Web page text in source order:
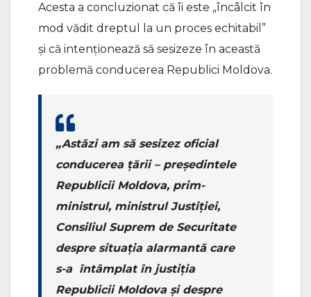
Acesta a concluzionat că îi este „încâlcit în
mod vădit dreptul la un proces echitabil”
și că intenționează să sesizeze în această
problemă conducerea Republici Moldova.
„Astăzi am să sesizez oficial
conducerea țării – președintele
Republicii Moldova, prim-
ministrul, ministrul Justiției,
Consiliul Suprem de Securitate
despre situația alarmantă care
s-a întâmplat în justiția
Republicii Moldova și despre